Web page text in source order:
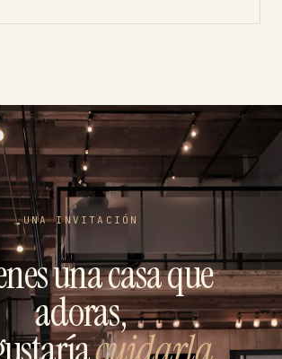
UNA INVITACIÓN
una casa que
adoras,